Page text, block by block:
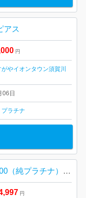
アス
円
がやイオンタウン須賀川
06日
プラチナ
ルビー付き Pt1000（純プラチナ）リング
円